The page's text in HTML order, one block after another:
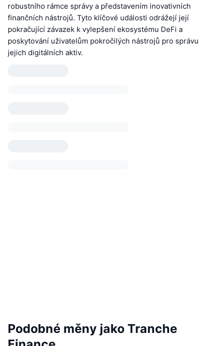
robustního rámce správy a představením inovativních
finančních nástrojů. Tyto klíčové události odrážejí její
pokračující závazek k vylepšení ekosystému DeFi a
poskytování uživatelům pokročilých nástrojů pro správu
jejich digitálních aktiv.
Podobné měny jako Tranche